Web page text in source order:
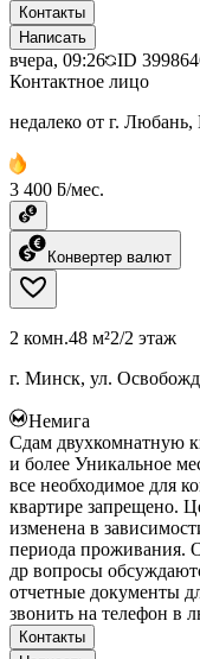
Контакты
Написать
вчера, 09:26 ID
Контактное лицо
недалеко от г.
3 400 ƃ/мес.
Конвертер валют
2 комн.48 м²2/2 этаж
г. Минск, ул.
Немига
Сдам двухкомнатную
и более Уникальное
все необходимое для
квартире запрещено.
изменена в
периода проживания.
др вопросы
отчетные документы
звонить на телефон в
Контакты